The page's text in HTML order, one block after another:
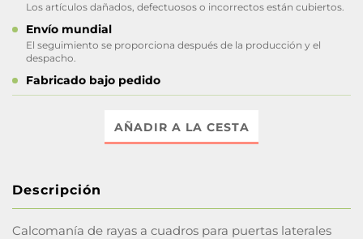
Los artículos dañados, defectuosos o incorrectos están cubiertos.
Envío mundial
El seguimiento se proporciona después de la producción y el
despacho.
Fabricado bajo pedido
AÑADIR A LA CESTA
Descripción
Calcomanía de rayas a cuadros para puertas laterales